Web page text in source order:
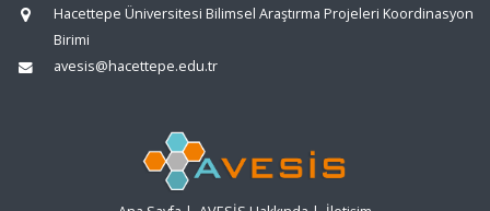
Hacettepe Üniversitesi Bilimsel Araştırma Projeleri Koordinasyon
Birimi
avesis@hacettepe.edu.tr